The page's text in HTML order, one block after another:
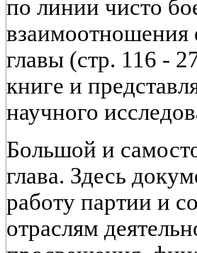
по линии чисто
взаимоотношения
главы (стр. 116 -
книге и
научного
Большой и
глава. Здесь
работу партии и
отраслям